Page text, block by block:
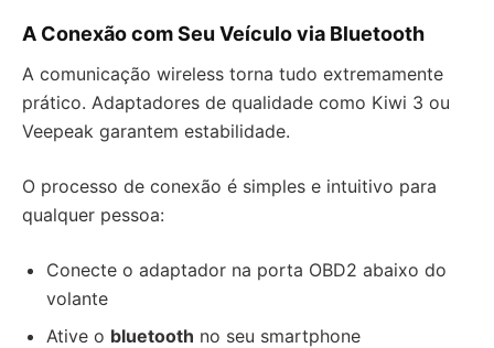
A Conexão com Seu Veículo via Bluetooth
A comunicação wireless torna tudo extremamente
prático. Adaptadores de qualidade como Kiwi 3 ou
Veepeak garantem estabilidade.
O processo de conexão é simples e intuitivo para
qualquer pessoa:
Conecte o adaptador na porta OBD2 abaixo do
volante
Ative o bluetooth no seu smartphone